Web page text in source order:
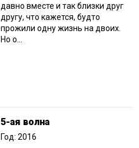
давно вместе и так близки друг
другу, что кажется, будто
прожили одну жизнь на двоих.
Но о...
5-ая волна
Год: 2016